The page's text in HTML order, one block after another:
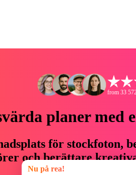
from 33
planer med
för stockfoton,
och berättare
Nu på rea!